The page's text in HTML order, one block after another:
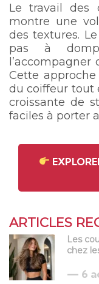
Le travail des
montre une
des textures.
pas à
Cette approche
du coiffeur tout
croissante de
faciles à porter
ARTICLES
Les
chez
6